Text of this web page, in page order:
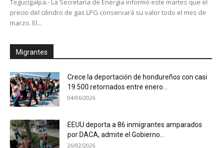
Tegucigalpa.- La Secretaría de Energía informó este martes que el
precio del cilindro de gas LPG conservará su valor todo el mes de
marzo. El...
Migrantes
Crece la deportación de hondureños con casi
19.500 retornados entre enero...
04/06/2026
EEUU deporta a 86 inmigrantes amparados
por DACA, admite el Gobierno...
26/02/2026